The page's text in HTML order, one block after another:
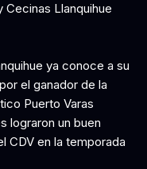
Llanquihue
ya conoce a su
el ganador de la
Puerto Varas
lograron un buen
CDV en la temporada